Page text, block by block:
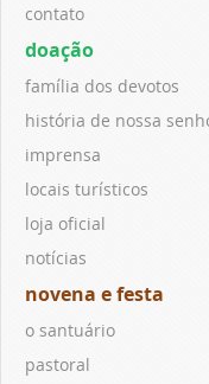
contato
doação
família dos devotos
história de nossa
imprensa
locais turísticos
loja oficial
notícias
novena e festa
o santuário
pastoral